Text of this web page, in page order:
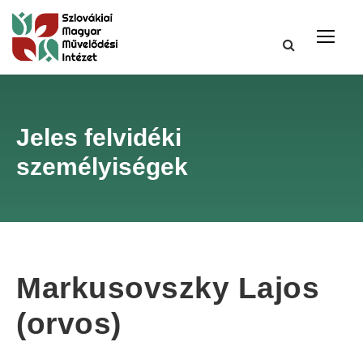
Jeles felvidéki
személyiségek
Markusovszky Lajos
(orvos)